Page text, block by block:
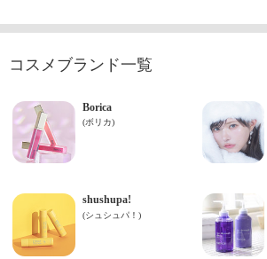
コスメブランド一覧